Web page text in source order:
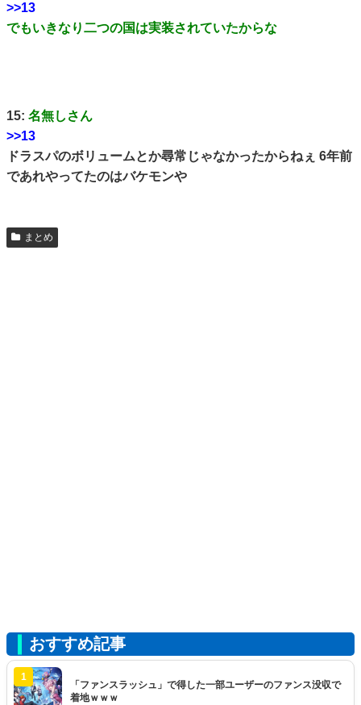
>>13
でもいきなり二つの国は実装されていたからな
15: 名無しさん
>>13
ドラスパのボリュームとか尋常じゃなかったからねぇ 6年前
であれやってたのはバケモンや
まとめ
おすすめ記事
1
「ファンスラッシュ」で得した一部ユーザーのファンス没収で
着地ｗｗｗ